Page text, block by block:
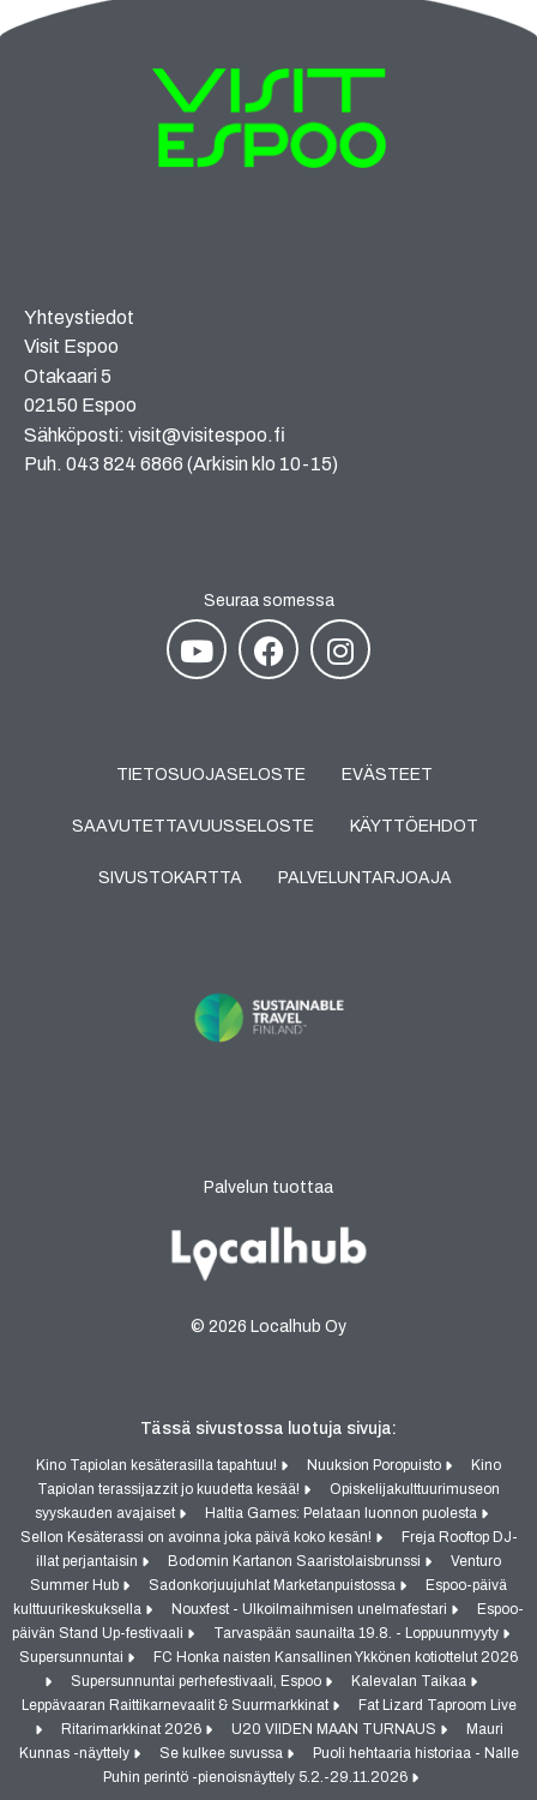
Yhteystiedot
Visit Espoo
Otakaari 5
02150 Espoo
Sähköposti: visit@visitespoo.fi
Puh. 043 824 6866 (Arkisin klo 10-15)
Seuraa somessa
TIETOSUOJASELOSTE EVÄSTEET
SAAVUTETTAVUUSSELOSTE KÄYTTÖEHDOT
SIVUSTOKARTTA PALVELUNTARJOAJA
Palvelun tuottaa
© 2026 Localhub Oy
Tässä sivustossa luotuja sivuja:
Kino Tapiolan kesäterasilla tapahtuu! Nuuksion Poropuisto
Kino
Tapiolan terassijazzit jo kuudetta kesää!
Opiskelijakulttuurimuseon
syyskauden avajaiset
Haltia Games: Pelataan luonnon puolesta
Sellon Kesäterassi on avoinna joka päivä koko kesän!
Freja Rooftop DJ-
illat perjantaisin
Bodomin Kartanon Saaristolaisbrunssi
Venturo
Summer Hub
Sadonkorjuujuhlat Marketanpuistossa
Espoo-päivä
kulttuurikeskuksella
Nouxfest - Ulkoilmaihmisen unelmafestari
Espoo-
päivän Stand Up-festivaali
Tarvaspään saunailta 19.8. - Loppuunmyyty
Supersunnuntai
FC Honka naisten Kansallinen Ykkönen kotiottelut 2026
Supersunnuntai perhefestivaali, Espoo
Kalevalan Taikaa
Leppävaaran Raittikarnevaalit & Suurmarkkinat
Fat Lizard Taproom Live
Ritarimarkkinat 2026
U20 VIIDEN MAAN TURNAUS
Mauri
Kunnas -näyttely
Se kulkee suvussa
Puoli hehtaaria historiaa - Nalle
Puhin perintö -pienoisnäyttely 5.2.-29.11.2026